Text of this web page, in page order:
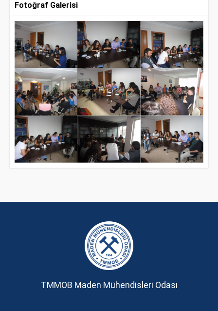
Fotoğraf Galerisi
TMMOB Maden Mühendisleri Odası